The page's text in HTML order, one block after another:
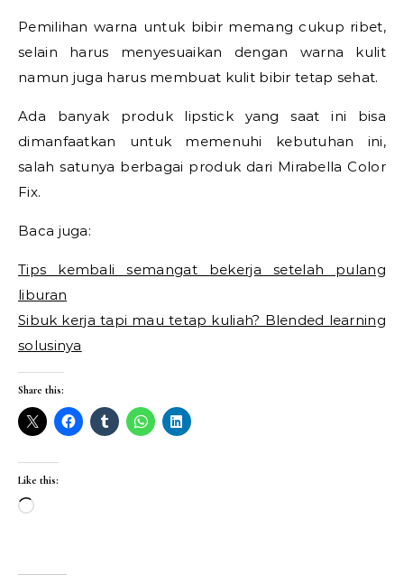
Pemilihan warna untuk bibir memang cukup ribet,
selain harus menyesuaikan dengan warna kulit
namun juga harus membuat kulit bibir tetap sehat.
Ada banyak produk lipstick yang saat ini bisa
dimanfaatkan untuk memenuhi kebutuhan ini,
salah satunya berbagai produk dari Mirabella Color
Fix.
Baca juga:
Tips kembali semangat bekerja setelah pulang
liburan
Sibuk kerja tapi mau tetap kuliah? Blended learning
solusinya
Share this:
Like this:
Loading…